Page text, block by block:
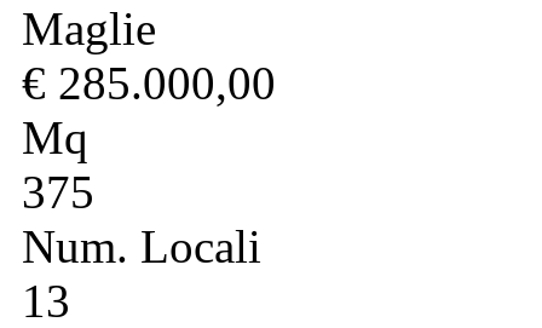
Maglie
€ 285.000,00
Mq
375
Num. Locali
13